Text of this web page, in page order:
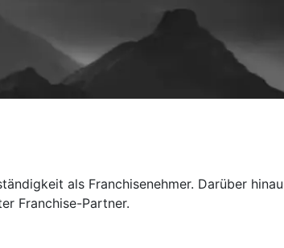
als Franchisenehmer. Darüber
Franchise-Partner.